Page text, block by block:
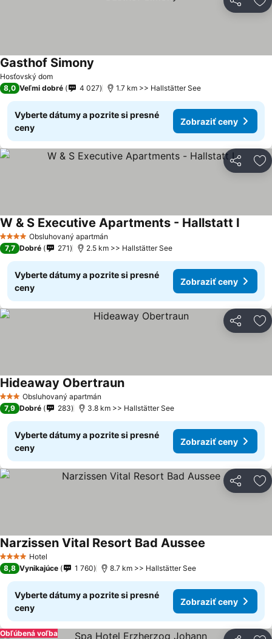
Zdieľať
Hosťovský dom
Gasthof Simony
8,0 Veľmi dobré 4 027 1.7 km >> Hallstätter See
Vyberte dátumy a pozrite si presné
ceny
Zobraziť ceny
Zdieľať
4 Počet hviezdičiek
Obsluhovaný apartmán
W & S Executive Apartments - Hallstatt I
7,7 Dobré 271 2.5 km >> Hallstätter See
Vyberte dátumy a pozrite si presné
ceny
Zobraziť ceny
Zdieľať
3 Počet hviezdičiek
Obsluhovaný apartmán
Hideaway Obertraun
7,9 Dobré 283 3.8 km >> Hallstätter See
Vyberte dátumy a pozrite si presné
ceny
Zobraziť ceny
Zdieľať
4 Počet hviezdičiek
Hotel
Narzissen Vital Resort Bad Aussee
8,8 Vynikajúce 1 760 8.7 km >> Hallstätter See
Vyberte dátumy a pozrite si presné
ceny
Zobraziť ceny
Obľúbená voľba